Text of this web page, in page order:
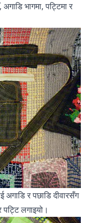
भागमा, पट्टिमा र
अगाडि र पछाडि दीवारसँग
लगाइयो।